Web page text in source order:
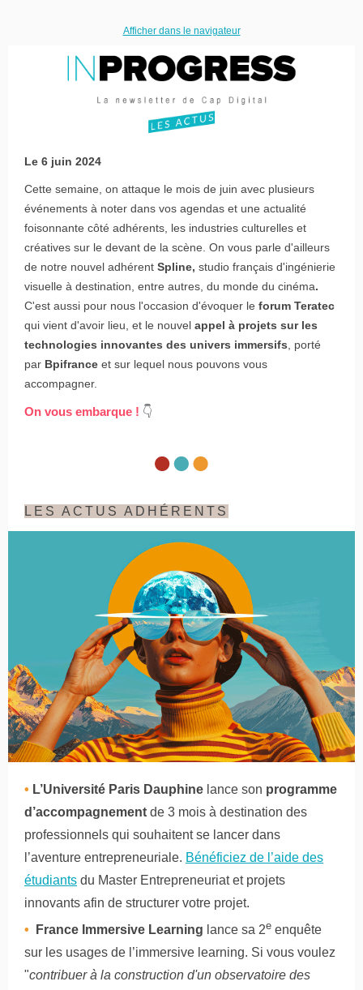
Afficher dans le navigateur
Le 6 juin 2024
Cette semaine, on attaque le mois de juin avec plusieurs
événements à noter dans vos agendas et une actualité
foisonnante côté adhérents, les industries culturelles et
créatives sur le devant de la scène. On vous parle d'ailleurs
de notre nouvel adhérent Spline, studio français d'ingénierie
visuelle à destination, entre autres, du monde du cinéma.
C'est aussi pour nous l'occasion d'évoquer le forum Teratec
qui vient d'avoir lieu, et le nouvel appel à projets sur les
technologies innovantes des univers immersifs , porté
par Bpifrance et sur lequel nous pouvons vous
accompagner.
On vous embarque ! 👇
LES ACTUS ADHÉRENTS
• L’Université Paris Dauphine lance son programme
d’accompagnement de 3 mois à destination des
professionnels qui souhaitent se lancer dans
l’aventure entrepreneuriale. Bénéficiez de l’aide des
étudiants du Master Entrepreneuriat et projets
innovants afin de structurer votre projet.
•
France Immersive Learning lance sa 2e enquête
sur les usages de l’immersive learning. Si vous voulez
"contribuer à la construction d'un observatoire des